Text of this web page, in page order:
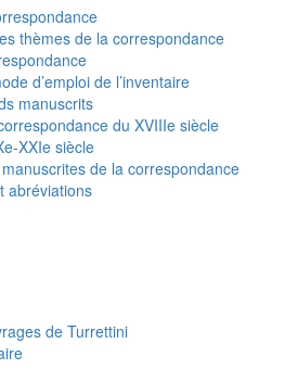
thèmes de la correspondance
d’emploi de l’inventaire
manuscrits
du XVIIIe siècle
XXIe siècle
de la correspondance
abréviations
de Turrettini